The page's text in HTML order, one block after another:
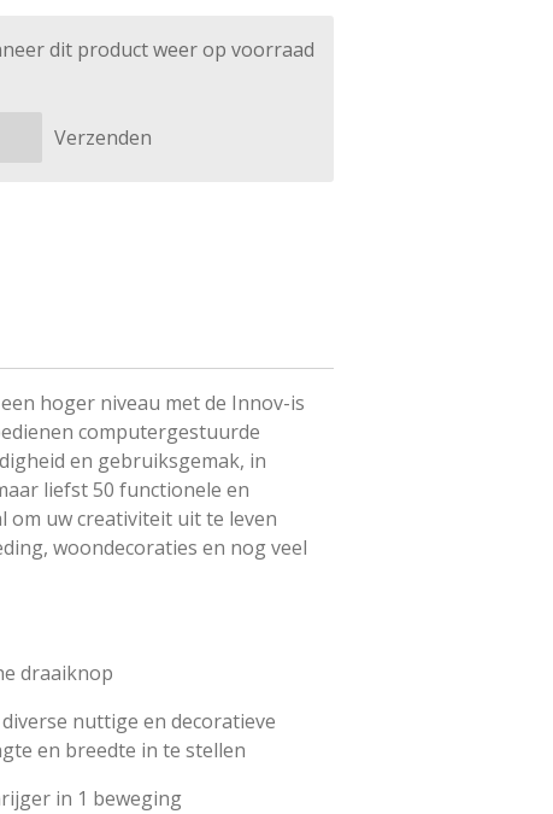
dit product weer op voorraad
Verzenden
hoger niveau met de Innov-is
computergestuurde
en gebruiksgemak, in
liefst 50 functionele en
om uw creativiteit uit te leven
woondecoraties en nog veel
draaiknop
nuttige en decoratieve
en breedte in te stellen
in 1 beweging